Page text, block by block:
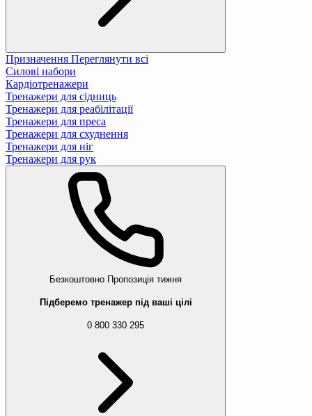
Призначення Переглянути всі
Силові набори
Кардіотренажери
Тренажери для сідниць
Тренажери для реабілітації
Тренажери для преса
Тренажери для схуднення
Тренажери для ніг
Тренажери для рук
Безкоштовно Пропозиція тижня
Підберемо тренажер під ваші цілі
0 800 330 295